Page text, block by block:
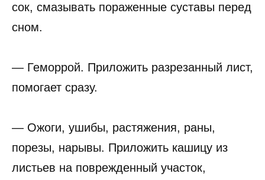
сок, смазывать пораженные суставы перед
сном.
— Геморрой. Приложить разрезанный лист,
помогает сразу.
— Ожоги, ушибы, растяжения, раны,
порезы, нарывы. Приложить кашицу из
листьев на поврежденный участок,